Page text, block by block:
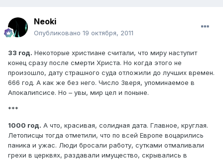
Neoki
Опубликовано 19 октября, 2011
33 год. Некоторые христиане считали, что миру наступит
конец сразу после смерти Христа. Но когда этого не
произошло, дату страшного суда отложили до лучших времен.
666 год. А как же без него. Число Зверя, упоминаемое в
Апокалипсисе. Но – увы, мир цел и поныне.
***
1000 год. А что, красивая, солидная дата. Главное, круглая.
Летописцы тогда отметили, что по всей Европе воцарились
паника и ужас. Люди бросали работу, сутками отмаливали
грехи в церквях, раздавали имущество, скрывались в